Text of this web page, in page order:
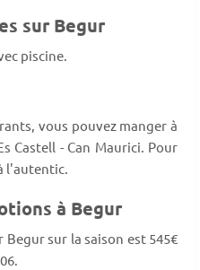
sur Begur
piscine.
vous pouvez manger à
Castell - Can Maurici. Pour
l'autentic.
à Begur
Begur sur la saison est 545€